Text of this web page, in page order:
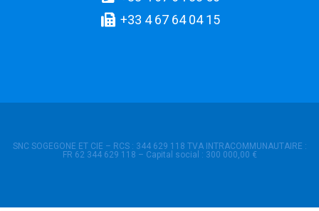
+33 4 67 64 04 15
SNC SOGEGONE ET CIE – RCS : 344 629 118 TVA INTRACOMMUNAUTAIRE :
FR 62 344 629 118 – Capital social : 300 000,00 €